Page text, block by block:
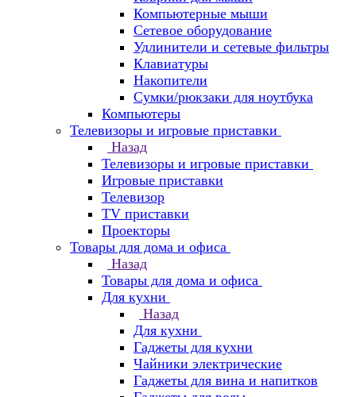
Компьютерные мыши
Сетевое оборудование
Удлинители и сетевые фильтры
Клавиатуры
Накопители
Сумки/рюкзаки для ноутбука
Компьютеры
Телевизоры и игровые приставки
Назад
Телевизоры и игровые приставки
Игровые приставки
Телевизор
TV приставки
Проекторы
Товары для дома и офиса
Назад
Товары для дома и офиса
Для кухни
Назад
Для кухни
Гаджеты для кухни
Чайники электрические
Гаджеты для вина и напитков